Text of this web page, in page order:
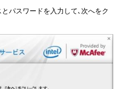
パスワードを入力して､次へをク